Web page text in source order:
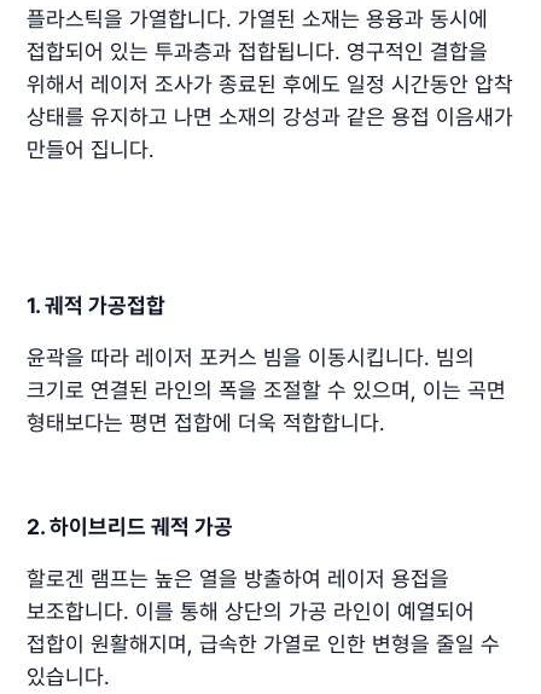
플라스틱을 가열합니다. 가열된 소재는 용융과 동시에
접합되어 있는 투과층과 접합됩니다. 영구적인 결합을
위해서 레이저 조사가 종료된 후에도 일정 시간동안 압착
상태를 유지하고 나면 소재의 강성과 같은 용접 이음새가
만들어 집니다.
1. 궤적 가공접합
윤곽을 따라 레이저 포커스 빔을 이동시킵니다. 빔의
크기로 연결된 라인의 폭을 조절할 수 있으며, 이는 곡면
형태보다는 평면 접합에 더욱 적합합니다.
2. 하이브리드 궤적 가공
할로겐 램프는 높은 열을 방출하여 레이저 용접을
보조합니다. 이를 통해 상단의 가공 라인이 예열되어
접합이 원활해지며, 급속한 가열로 인한 변형을 줄일 수
있습니다.